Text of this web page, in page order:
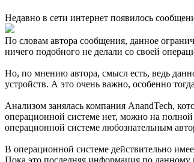
Недавно в сети интернет появилось
По словам автора сообщения, данное
ничего подобного не делали со своей
Но, по мнению автора, смысл есть, ведь
устройств. А это очень важно, особенно
Анализом занялась компания AnandTech,
операционной системе нет, можно на
операционной системе любознательным
В операционной системе действительно